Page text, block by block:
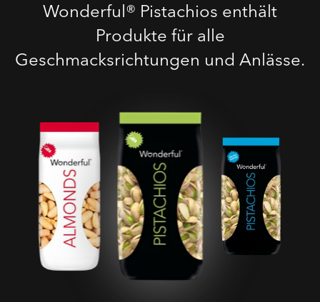
Wonderful® Pistachios enthält
Produkte für alle
Geschmacksrichtungen und Anlässe.
Geröstete Gesalzene
Pistazien